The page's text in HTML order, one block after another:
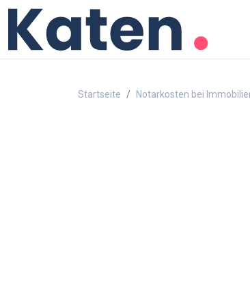
Startseite Notarkosten bei